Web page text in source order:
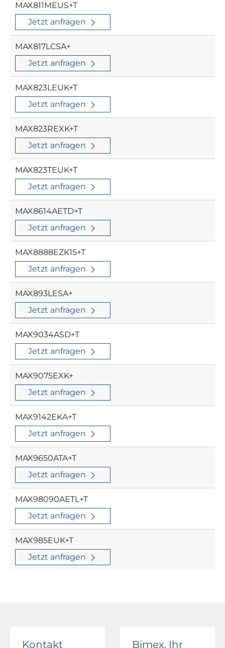
MAX811MEUS+T
Jetzt anfragen
MAX817LCSA+
Jetzt anfragen
MAX823LEUK+T
Jetzt anfragen
MAX823REXK+T
Jetzt anfragen
MAX823TEUK+T
Jetzt anfragen
MAX8614AETD+T
Jetzt anfragen
MAX8888EZK15+T
Jetzt anfragen
MAX893LESA+
Jetzt anfragen
MAX9034ASD+T
Jetzt anfragen
MAX9075EXK+
Jetzt anfragen
MAX9142EKA+T
Jetzt anfragen
MAX9650ATA+T
Jetzt anfragen
MAX98090AETL+T
Jetzt anfragen
MAX985EUK+T
Jetzt anfragen
Kontakt Bimex, Ihr